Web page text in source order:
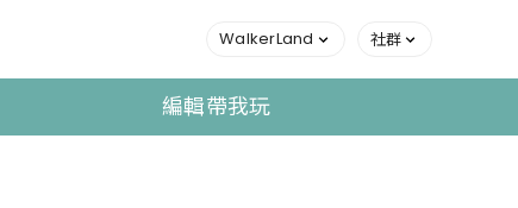
WalkerLand 社群
編輯帶我玩